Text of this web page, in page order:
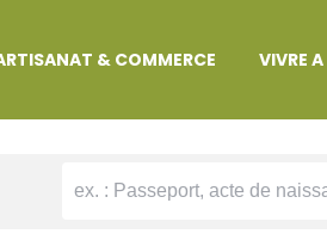
& COMMERCE VIVRE